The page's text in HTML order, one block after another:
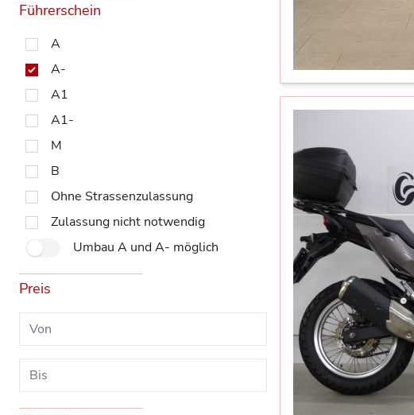
Führerschein
A
A-
A1
A1-
M
B
Ohne Strassenzulassung
Zulassung nicht notwendig
Umbau A und A- möglich
Preis